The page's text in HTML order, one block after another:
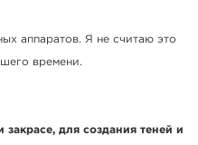
аппаратов. Я не считаю это
времени.
для создания теней и